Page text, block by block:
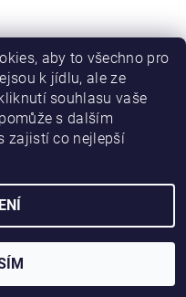
práva vyhrazena
aby to všechno pro
k jídlu, ale ze
souhlasu vaše
s dalším
zajistí co nejlepší